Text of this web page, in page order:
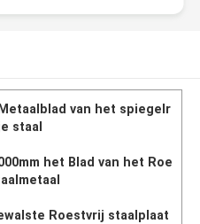
van het spiegelr
staal
het Blad van het Roe
Roestvrij staalplaat